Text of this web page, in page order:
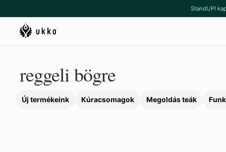
a
navigációhoz
a
tartalomba
StandUP!
reggeli bögre
Új termékeink Kúracsomagok Megoldás teák